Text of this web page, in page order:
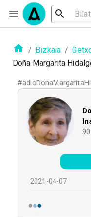
/ Bizkaia /
Doña Margarita
#
90
2021-04-07